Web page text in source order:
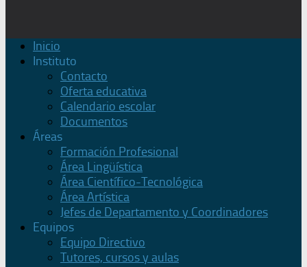
Inicio
Instituto
Contacto
Oferta educativa
Calendario escolar
Documentos
Áreas
Formación Profesional
Área Lingüística
Área Científico-Tecnológica
Área Artística
Jefes de Departamento y Coordinadores
Equipos
Equipo Directivo
Tutores, cursos y aulas